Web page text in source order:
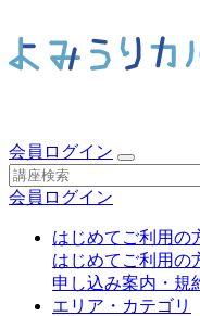
会員ログイン
会員ログイン
はじめてご利用の
はじめてご利用の
申し込み案内・規
エリア・カテゴリ